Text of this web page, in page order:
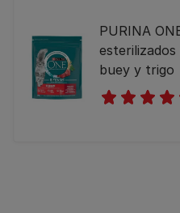
PURINA
buey y trigo